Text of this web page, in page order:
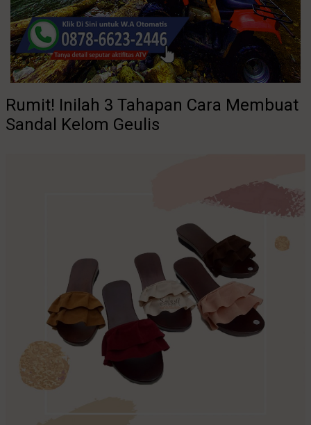
Rumit! Inilah 3 Tahapan Cara Membuat
Sandal Kelom Geulis